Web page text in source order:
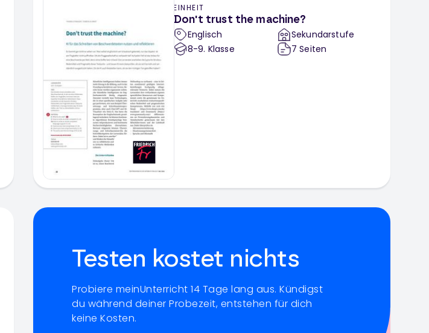
EINHEIT
Don't trust the machine?
Englisch
8-9. Klasse
Sekundarstufe
7 Seiten
Testen kostet nichts
Probiere meinUnterricht 14 Tage lang aus. Kündigst
du während deiner Probezeit, entstehen für dich
keine Kosten.